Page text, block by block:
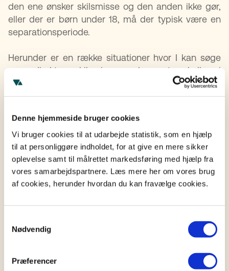
Denne hjemmeside bruger cookies
Vi bruger cookies til at udarbejde statistik, som en hjælp
til at personliggøre indholdet, for at give en mere sikker
oplevelse samt til målrettet markedsføring med hjælp fra
vores samarbejdspartnere. Læs mere her om vores brug
af cookies, herunder hvordan du kan fravælge cookies.
Nødvendig
Præferencer
den ene ønsker skilsmisse og den anden ikke gør,
eller der er børn under 18, må der typisk være en
separationsperiode.
Herunder er en række situationer hvor I kan søge
om direkte skilsmisse uden at skulle i
separationsperiode:
Begge parter er enige om skilsmissen og
vilkårene.
Vold eller overgreb i ægteskabet.
Bigami, den ene part har giftet sig med en
anden.
Børn bortført til udlandet uden samtykke.
Hvordan bliver jeres formue fordelt?​
Ved både separation og
skal jeres
ægtefælle har ret til halvdelen af den samlede